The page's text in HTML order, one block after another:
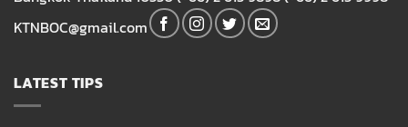
KTNBOC@gmail.com
LATEST TIPS